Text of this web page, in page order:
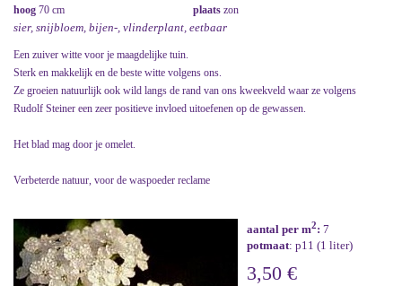
hoog 70 cm plaats zon
sier, snijbloem, bijen-, vlinderplant, eetbaar
Een zuiver witte voor je maagdelijke tuin.
Sterk en makkelijk en de beste witte volgens ons.
Ze groeien natuurlijk ook wild langs de rand van ons kweekveld waar ze volgens
Rudolf Steiner een zeer positieve invloed uitoefenen op de gewassen.
Het blad mag door je omelet.
Verbeterde natuur, voor de waspoeder reclame
aantal per m2: 7
potmaat: p11 (1 liter)
3,50 €